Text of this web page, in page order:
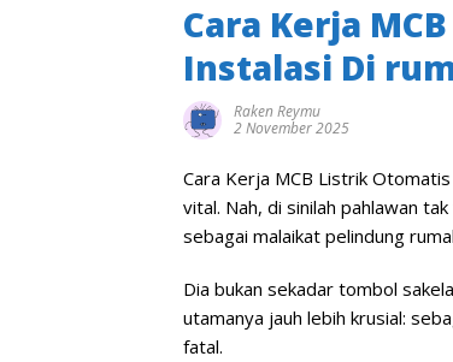
Cara Kerja
Instalasi Di
Raken Reymu
2 November 2025
Cara Kerja MCB Listrik
vital. Nah, di sinilah pahlawan
sebagai malaikat pelindung
Dia bukan sekadar tombol
utamanya jauh lebih krusial:
fatal.